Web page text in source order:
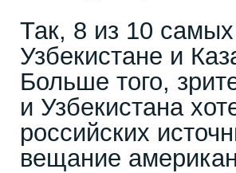
Так, 8 из 10
Узбекистане и
Больше того,
и Узбекистана
российских
вещание